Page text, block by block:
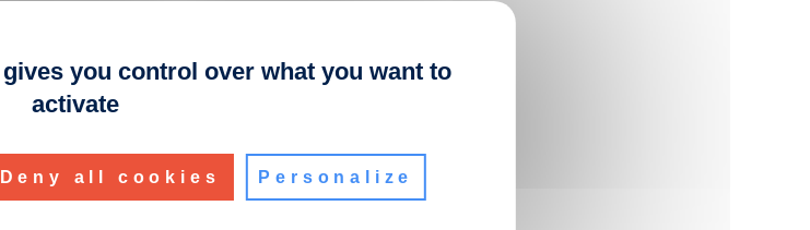
you control over what you want to
activate
Deny all cookies Personalize